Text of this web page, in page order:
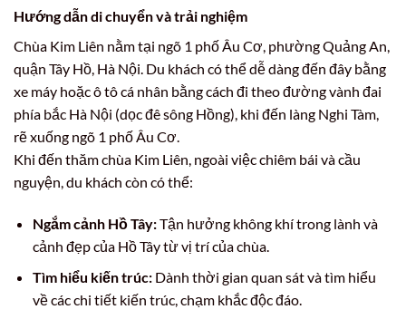
Hướng dẫn di chuyển và trải nghiệm
Chùa Kim Liên nằm tại ngõ 1 phố Âu Cơ, phường Quảng An,
quận Tây Hồ, Hà Nội. Du khách có thể dễ dàng đến đây bằng
xe máy hoặc ô tô cá nhân bằng cách đi theo đường vành đai
phía bắc Hà Nội (dọc đê sông Hồng), khi đến làng Nghi Tàm,
rẽ xuống ngõ 1 phố Âu Cơ.
Khi đến thăm chùa Kim Liên, ngoài việc chiêm bái và cầu
nguyện, du khách còn có thể:
Ngắm cảnh Hồ Tây:Tận hưởng không khí trong lành và
cảnh đẹp của Hồ Tây từ vị trí của chùa.
Tìm hiểu kiến trúc:Dành thời gian quan sát và tìm hiểu
về các chi tiết kiến trúc, chạm khắc độc đáo.